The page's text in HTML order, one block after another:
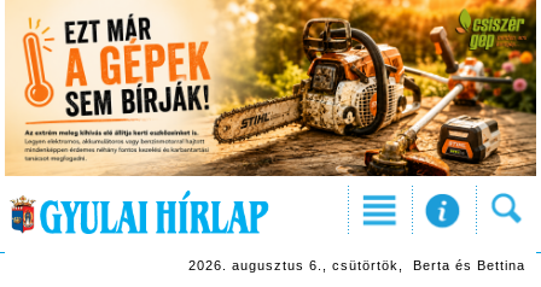
2026. augusztus 6., csütörtök, Berta és Bettina